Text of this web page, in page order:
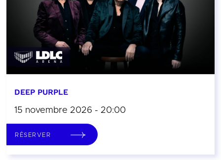
DEEP PURPLE
15 novembre 2026 - 20:00
RÉSERVER